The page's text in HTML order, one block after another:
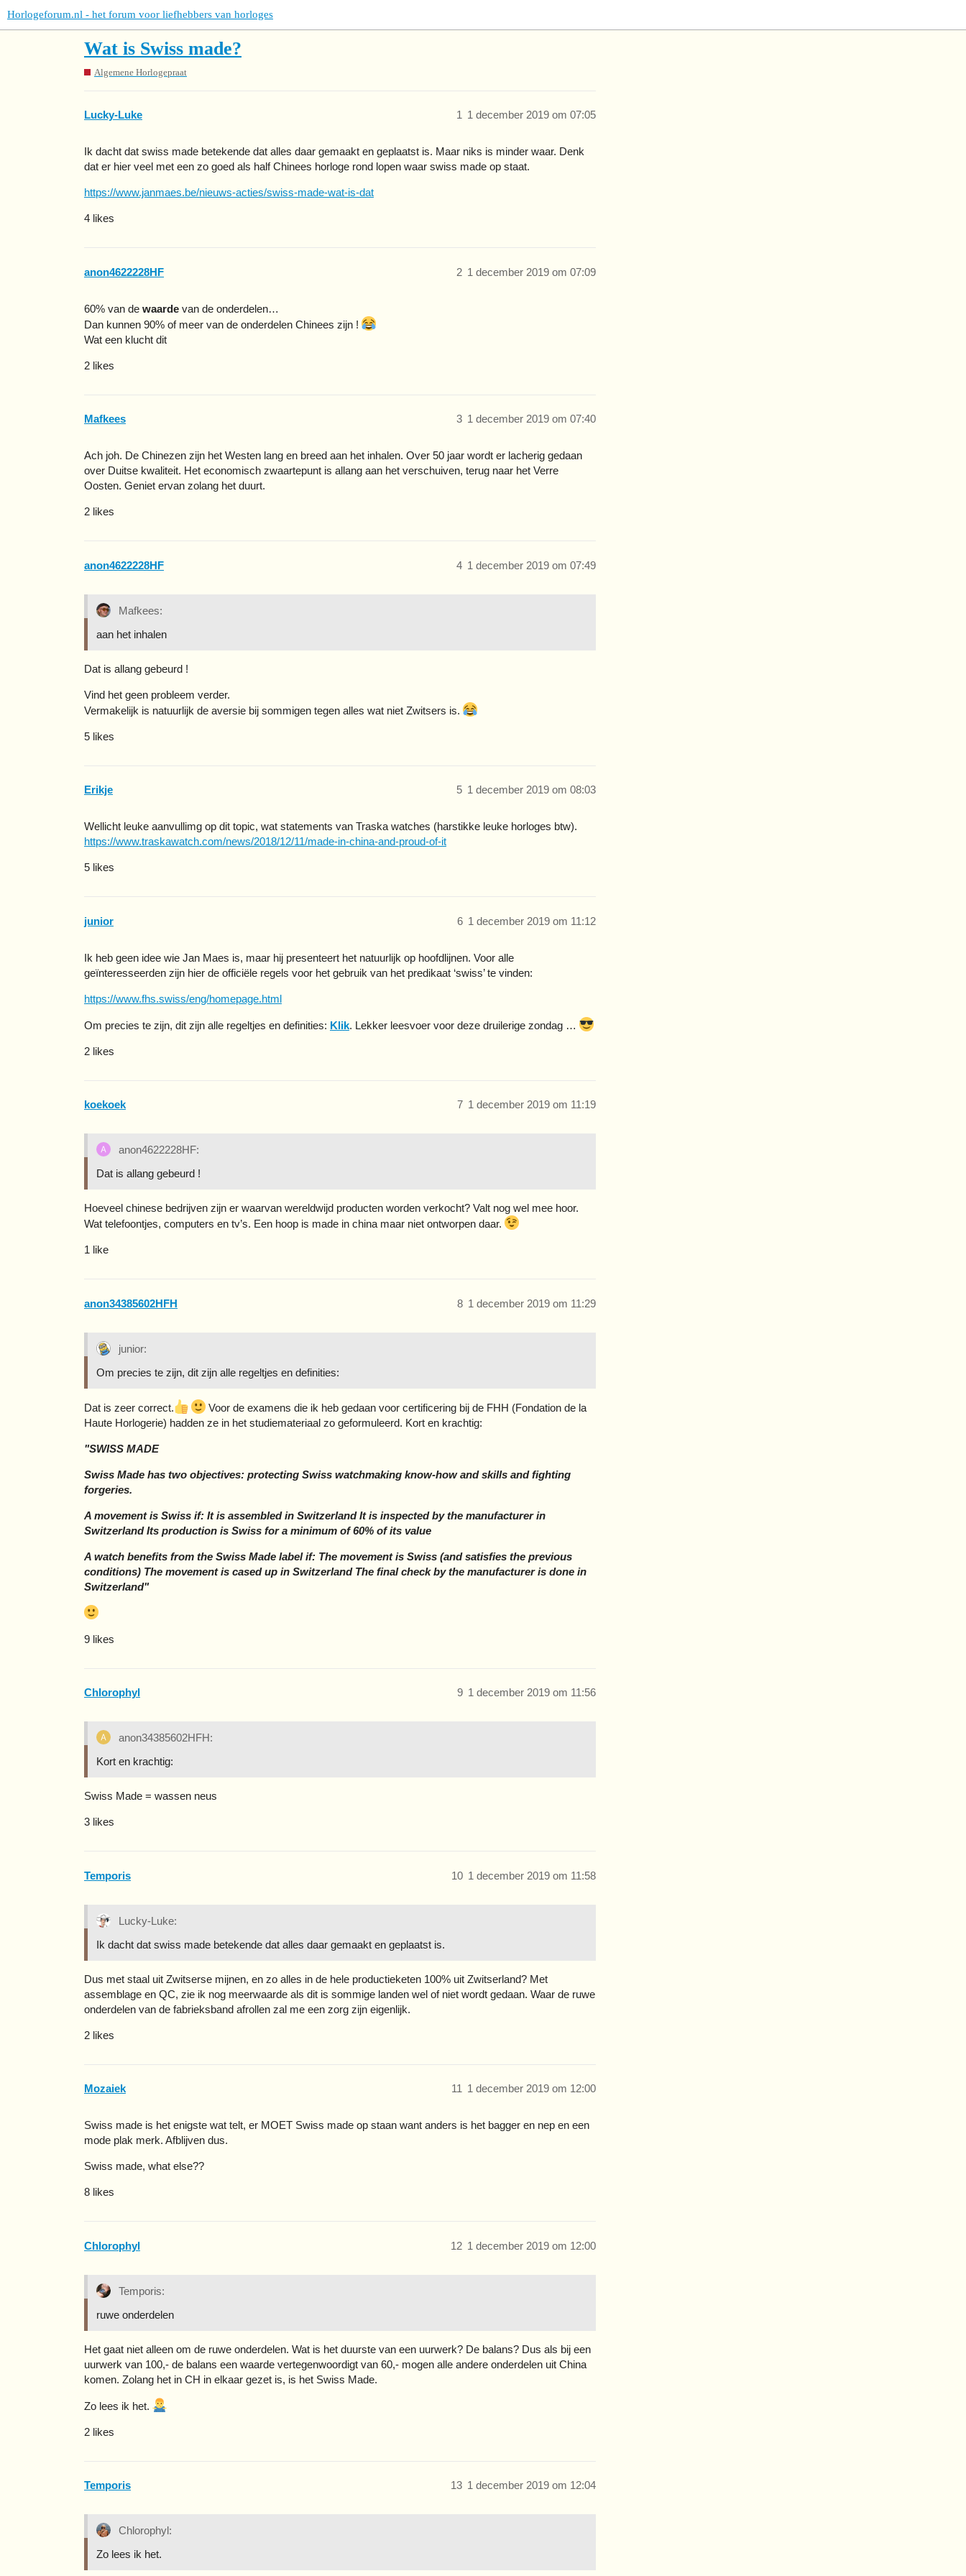
Horlogeforum.nl - het forum voor liefhebbers van horloges
Wat is Swiss made?
Algemene Horlogepraat
Lucky-Luke 1 december 2019 om 07:05
1
Ik dacht dat swiss made betekende dat alles daar gemaakt en geplaatst is. Maar niks is minder waar. Denk
dat er hier veel met een zo goed als half Chinees horloge rond lopen waar swiss made op staat.
https://www.janmaes.be/nieuws-acties/swiss-made-wat-is-dat
4 likes
anon4622228HF 1 december 2019 om 07:09
2
60% van de waarde van de onderdelen…
Dan kunnen 90% of meer van de onderdelen Chinees zijn !
Wat een klucht dit
2 likes
Mafkees 1 december 2019 om 07:40
3
Ach joh. De Chinezen zijn het Westen lang en breed aan het inhalen. Over 50 jaar wordt er lacherig gedaan
over Duitse kwaliteit. Het economisch zwaartepunt is allang aan het verschuiven, terug naar het Verre
Oosten. Geniet ervan zolang het duurt.
2 likes
anon4622228HF 1 december 2019 om 07:49
4
Mafkees:
aan het inhalen
Dat is allang gebeurd !
Vind het geen probleem verder.
Vermakelijk is natuurlijk de aversie bij sommigen tegen alles wat niet Zwitsers is.
5 likes
Erikje 1 december 2019 om 08:03
5
Wellicht leuke aanvullimg op dit topic, wat statements van Traska watches (harstikke leuke horloges btw).
https://www.traskawatch.com/news/2018/12/11/made-in-china-and-proud-of-it
5 likes
junior 1 december 2019 om 11:12
6
Ik heb geen idee wie Jan Maes is, maar hij presenteert het natuurlijk op hoofdlijnen. Voor alle
geïnteresseerden zijn hier de officiële regels voor het gebruik van het predikaat ‘swiss’ te vinden:
https://www.fhs.swiss/eng/homepage.html
Om precies te zijn, dit zijn alle regeltjes en definities: Klik. Lekker leesvoer voor deze druilerige zondag …
2 likes
koekoek 1 december 2019 om 11:19
7
anon4622228HF:
Dat is allang gebeurd !
Hoeveel chinese bedrijven zijn er waarvan wereldwijd producten worden verkocht? Valt nog wel mee hoor.
Wat telefoontjes, computers en tv’s. Een hoop is made in china maar niet ontworpen daar.
1 like
anon34385602HFH 1 december 2019 om 11:29
8
junior:
Om precies te zijn, dit zijn alle regeltjes en definities:
Dat is zeer correct.
Voor de examens die ik heb gedaan voor certificering bij de FHH (Fondation de la
Haute Horlogerie) hadden ze in het studiemateriaal zo geformuleerd. Kort en krachtig:
"SWISS MADE
Swiss Made has two objectives: protecting Swiss watchmaking know-how and skills and fighting
forgeries.
A movement is Swiss if: It is assembled in Switzerland It is inspected by the manufacturer in
Switzerland Its production is Swiss for a minimum of 60% of its value
A watch benefits from the Swiss Made label if: The movement is Swiss (and satisfies the previous
conditions) The movement is cased up in Switzerland The final check by the manufacturer is done in
Switzerland"
9 likes
Chlorophyl 1 december 2019 om 11:56
9
anon34385602HFH:
Kort en krachtig:
Swiss Made = wassen neus
3 likes
Temporis 1 december 2019 om 11:58
10
Lucky-Luke:
Ik dacht dat swiss made betekende dat alles daar gemaakt en geplaatst is.
Dus met staal uit Zwitserse mijnen, en zo alles in de hele productieketen 100% uit Zwitserland? Met
assemblage en QC, zie ik nog meerwaarde als dit is sommige landen wel of niet wordt gedaan. Waar de ruwe
onderdelen van de fabrieksband afrollen zal me een zorg zijn eigenlijk.
2 likes
Mozaiek 1 december 2019 om 12:00
11
Swiss made is het enigste wat telt, er MOET Swiss made op staan want anders is het bagger en nep en een
mode plak merk. Afblijven dus.
Swiss made, what else??
8 likes
Chlorophyl 1 december 2019 om 12:00
12
Temporis:
ruwe onderdelen
Het gaat niet alleen om de ruwe onderdelen. Wat is het duurste van een uurwerk? De balans? Dus als bij een
uurwerk van 100,- de balans een waarde vertegenwoordigt van 60,- mogen alle andere onderdelen uit China
komen. Zolang het in CH in elkaar gezet is, is het Swiss Made.
Zo lees ik het.
2 likes
Temporis 1 december 2019 om 12:04
13
Chlorophyl:
Zo lees ik het.